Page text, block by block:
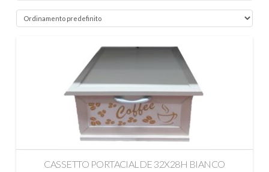
CASSETTO PORTACIALDE 32X28H BIANCO